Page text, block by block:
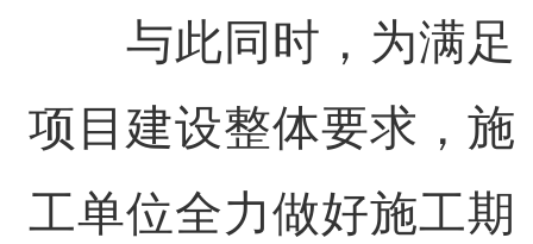
与此同时，为满足
项目建设整体要求，施
工单位全力做好施工期